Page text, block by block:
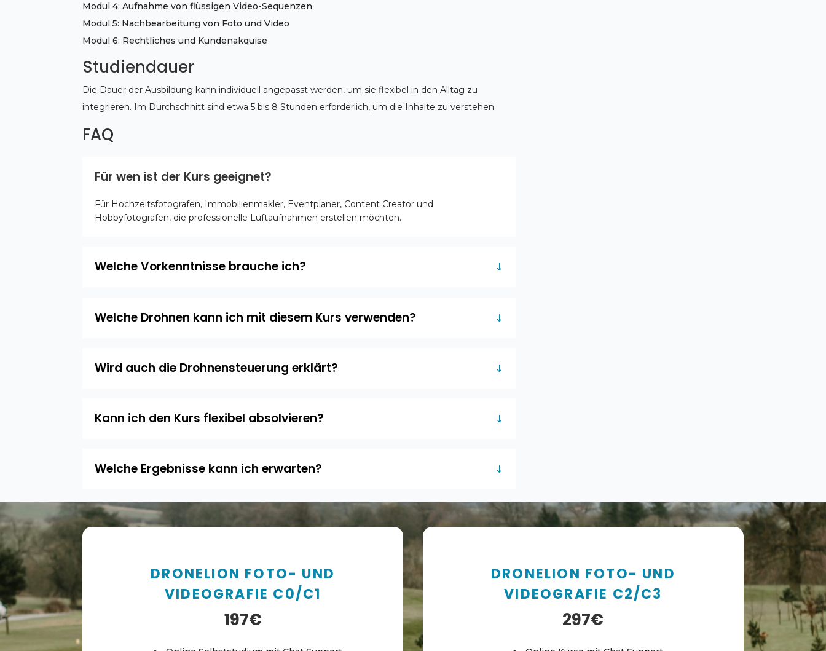
Modul 4: Aufnahme von flüssigen Video-Sequenzen
Modul 5: Nachbearbeitung von Foto und Video
Modul 6: Rechtliches und Kundenakquise
Studiendauer
Die Dauer der Ausbildung kann individuell angepasst werden, um sie flexibel in den Alltag zu
integrieren. Im Durchschnitt sind etwa 5 bis 8 Stunden erforderlich, um die Inhalte zu verstehen.
FAQ
Für wen ist der Kurs geeignet?
Für Hochzeitsfotografen, Immobilienmakler, Eventplaner, Content Creator und
Hobbyfotografen, die professionelle Luftaufnahmen erstellen möchten.
Welche Vorkenntnisse brauche ich?
Welche Drohnen kann ich mit diesem Kurs verwenden?
Wird auch die Drohnensteuerung erklärt?
Kann ich den Kurs flexibel absolvieren?
Welche Ergebnisse kann ich erwarten?
DRONELION FOTO- UND
VIDEOGRAFIE C0/C1
197€
DRONELION FOTO- UND
VIDEOGRAFIE C2/C3
297€